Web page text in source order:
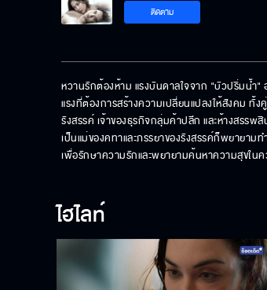
ติดตาม
หวานรักต้องห้าม แรงบันดาลใจจาก "บัวปริ่มน้ำ
แรงที่ต้องการสร้างความเปลี่ยนแปลงให้สังคม
รังสรรค์ เจ้าของธุรกิจกลุ่มค้าปลีก และห้างสรร
เป็นแม่ของคทาและภรรยาของรังสรรค์ก็พยายา
เพื่อรักษาความรักและพยายามค้นหาความสุขใ
ไฮไลท์